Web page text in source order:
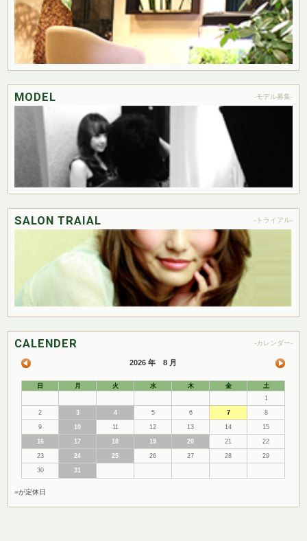
MODEL -モデル募集-
SALON TRAIAL -トライアル-
CALENDER -カレンダー-
2026 年 8 月
日 月 火 水 木 金
土
1
2 3 4 5 6 7 8
9 10 11 12 13 14 15
16 17 18 19 20 21 22
23 24 25 26 27 28 29
30 31
■が定休日